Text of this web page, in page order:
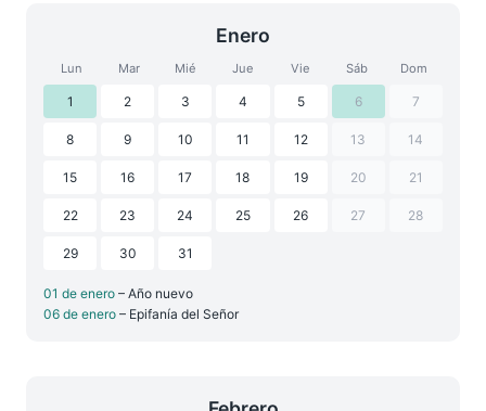
Enero
Lun Mar Mié Jue Vie Sáb Dom
1 2 3 4 5 6 7
8 9 10 11 12 13 14
15 16 17 18 19 20 21
22 23 24 25 26 27 28
29 30 31
01 de enero – Año nuevo
06 de enero – Epifanía del Señor